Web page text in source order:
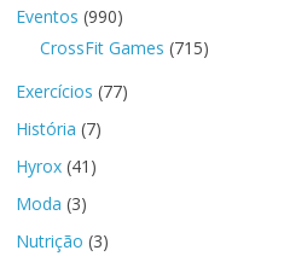
Eventos (990)
CrossFit Games (715)
Exercícios (77)
História (7)
Hyrox (41)
Moda (3)
Nutrição (3)